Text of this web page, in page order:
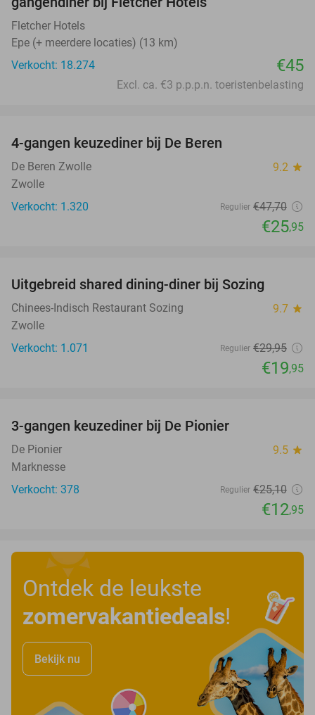
Fletcher Hotels
Epe (+ meerdere locaties) (13 km)
Verkocht: 18.274
€45
Excl. ca. €3 p.p.p.n. toeristenbelasting
4-gangen keuzediner bij De Beren
De Beren Zwolle 9.2 star
Zwolle
Verkocht: 1.320
Regulier €47,70
€25,95
Uitgebreid shared dining-diner bij Sozing
Chinees-Indisch Restaurant Sozing 9.7 star
Zwolle
Verkocht: 1.071
Regulier €29,95
€19,95
3-gangen keuzediner bij De Pionier
De Pionier 9.5 star
Marknesse
Verkocht: 378
Regulier €25,10
€12,95
Ontdek de leukste
zomervakantiedeals!
Bekijk nu